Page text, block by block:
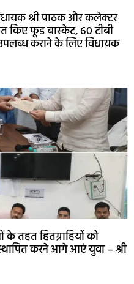
श्री पाठक और कलेक्टर
किए फूड बास्केट, 60 टीबी
कराने के लिए विधायक
के तहत हितग्राहियों को
करने आगे आएं युवा – श्री